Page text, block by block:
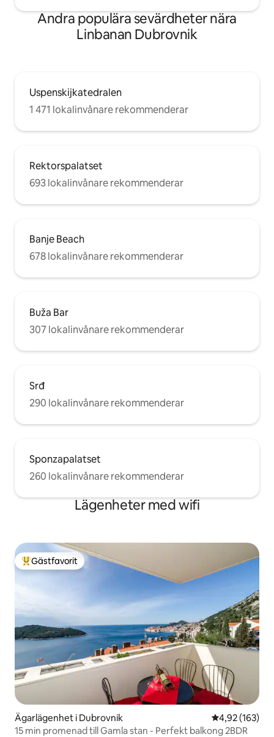
Andra populära sevärdheter nära
Linbanan Dubrovnik
Uspenskijkatedralen
1 471 lokalinvånare rekommenderar
Rektorspalatset
693 lokalinvånare rekommenderar
Banje Beach
678 lokalinvånare rekommenderar
Buža Bar
307 lokalinvånare rekommenderar
Srđ
290 lokalinvånare rekommenderar
Sponzapalatset
260 lokalinvånare rekommenderar
Lägenheter med wifi
Populär gästfavorit
Gästfavorit
Ägarlägenhet i Dubrovnik 4,92 av 5 i
4,92 (163)
15 min promenad till Gamla stan - Perfekt balkong 2BDR